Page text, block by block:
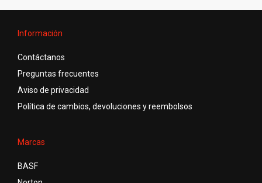
Información
Contáctanos
Preguntas frecuentes
Aviso de privacidad
Política de cambios, devoluciones y reembolsos
Marcas
BASF